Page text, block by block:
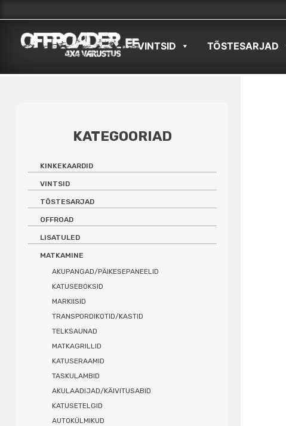
content
VINTSID TÕSTESARJAD
KATEGOORIAD
KINKEKAARDID
VINTSID
TÕSTESARJAD
OFFROAD
LISATULED
MATKAMINE
AKUPANGAD/PÄIKESEPANEELID
KATUSEBOKSID
MARKIISID
TRANSPORDIKOTID/KASTID
TELKSAUNAD
MATKAGRILLID
KATUSERAAMID
TASKULAMBID
AKULAADIJAD/KÄIVITUSABID
KATUSETELGID
AUTOKÜLMIKUD